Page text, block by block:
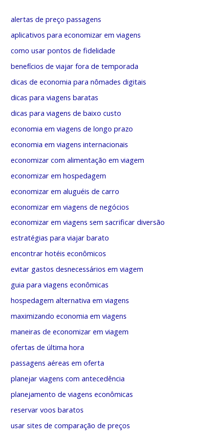
p
o
r
:
g
s
alertas de preço passagens
aplicativos para economizar em viagens
como usar pontos de fidelidade
benefícios de viajar fora de temporada
dicas de economia para nômades digitais
dicas para viagens baratas
dicas para viagens de baixo custo
economia em viagens de longo prazo
economia em viagens internacionais
economizar com alimentação em viagem
economizar em hospedagem
economizar em aluguéis de carro
economizar em viagens de negócios
economizar em viagens sem sacrificar diversão
estratégias para viajar barato
encontrar hotéis econômicos
evitar gastos desnecessários em viagem
guia para viagens econômicas
hospedagem alternativa em viagens
maximizando economia em viagens
maneiras de economizar em viagem
ofertas de última hora
passagens aéreas em oferta
planejar viagens com antecedência
planejamento de viagens econômicas
reservar voos baratos
usar sites de comparação de preços